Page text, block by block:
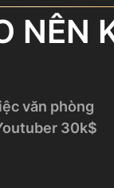
NÊN
văn phòng
30k$